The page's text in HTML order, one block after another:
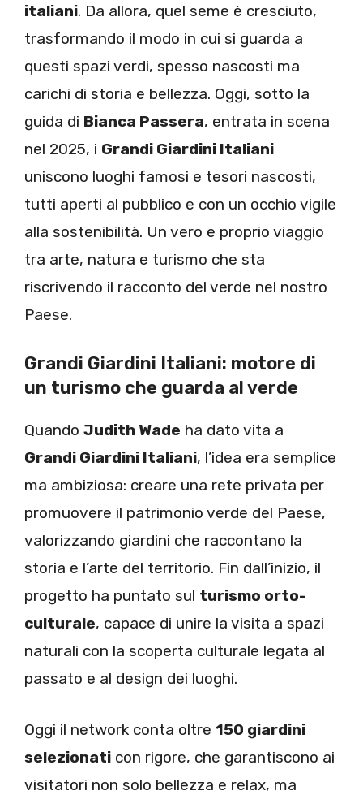
italiani. Da allora, quel seme è cresciuto,
trasformando il modo in cui si guarda a
questi spazi verdi, spesso nascosti ma
carichi di storia e bellezza. Oggi, sotto la
guida di Bianca Passera, entrata in scena
nel 2025, i Grandi Giardini Italiani
uniscono luoghi famosi e tesori nascosti,
tutti aperti al pubblico e con un occhio vigile
alla sostenibilità. Un vero e proprio viaggio
tra arte, natura e turismo che sta
riscrivendo il racconto del verde nel nostro
Paese.
Grandi Giardini Italiani: motore di
un turismo che guarda al verde
Quando Judith Wade ha dato vita a
Grandi Giardini Italiani, l’idea era semplice
ma ambiziosa: creare una rete privata per
promuovere il patrimonio verde del Paese,
valorizzando giardini che raccontano la
storia e l’arte del territorio. Fin dall’inizio, il
progetto ha puntato sul turismo orto-
culturale, capace di unire la visita a spazi
naturali con la scoperta culturale legata al
passato e al design dei luoghi.
Oggi il network conta oltre 150 giardini
selezionati con rigore, che garantiscono ai
visitatori non solo bellezza e relax, ma